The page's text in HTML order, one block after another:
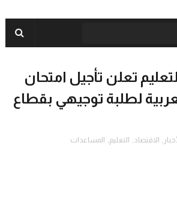
تعلن تأجيل امتحان
لطلبة توجيهي بقطاع
, الاقتصاد, التعليم, المساعدات